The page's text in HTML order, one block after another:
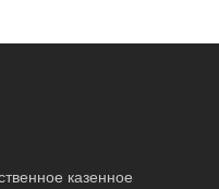
казенное